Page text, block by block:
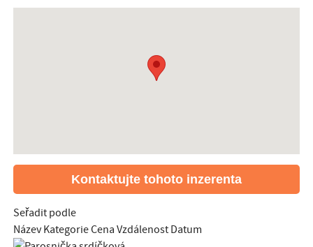
Kontaktujte tohoto inzerenta
Seřadit podle
NázevKategorieCena Vzdálenost Datum